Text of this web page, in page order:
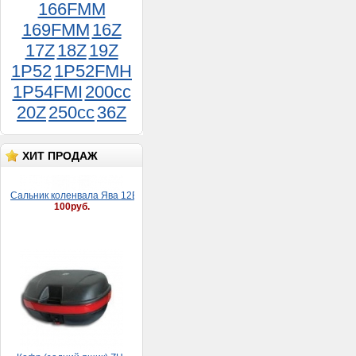
166FMM
169FMM 16Z
17Z18Z19Z
1P521P52FMH
1P54FMI 200cc
20Z250cc36Z
ХИТ ПРОДАЖ
Сaльник коленвaлa Явa 12В (30*52*8)
100руб.
Кофр (задний ящик) ZH-
999 (40 л,макс.загруз. 7
кг,матовый с ручкой, на 2
шлема, Д.Ш.В.: 54*40*28